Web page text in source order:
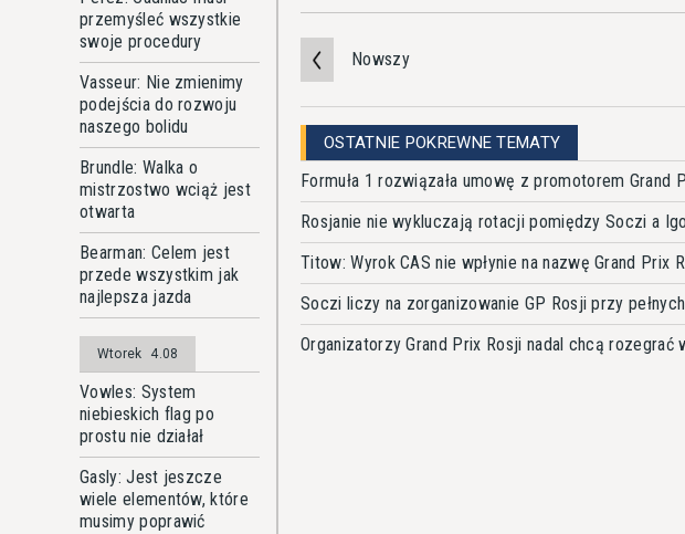
przemyśleć wszystkie
swoje procedury
Vasseur: Nie zmienimy
podejścia do rozwoju
naszego bolidu
Brundle: Walka o
mistrzostwo wciąż jest
otwarta
Bearman: Celem jest
przede wszystkim jak
najlepsza jazda
Wtorek 4.08
Vowles: System
niebieskich flag po
prostu nie działał
Gasly: Jest jeszcze
wiele elementów, które
musimy poprawić
Nowszy
OSTATNIE POKREWNE TEMATY
Formuła 1 rozwiązała umowę z promotorem Grand
Rosjanie nie wykluczają rotacji pomiędzy Soczi a
Titow: Wyrok CAS nie wpłynie na nazwę Grand Prix
Soczi liczy na zorganizowanie GP Rosji przy
Organizatorzy Grand Prix Rosji nadal chcą rozegrać